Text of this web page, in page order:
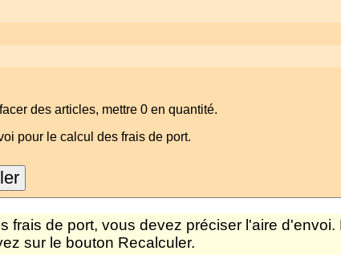
des articles, mettre 0 en quantité.
pour le calcul des frais de port.
frais de port, vous devez préciser l'aire d'envoi.
sur le bouton Recalculer.